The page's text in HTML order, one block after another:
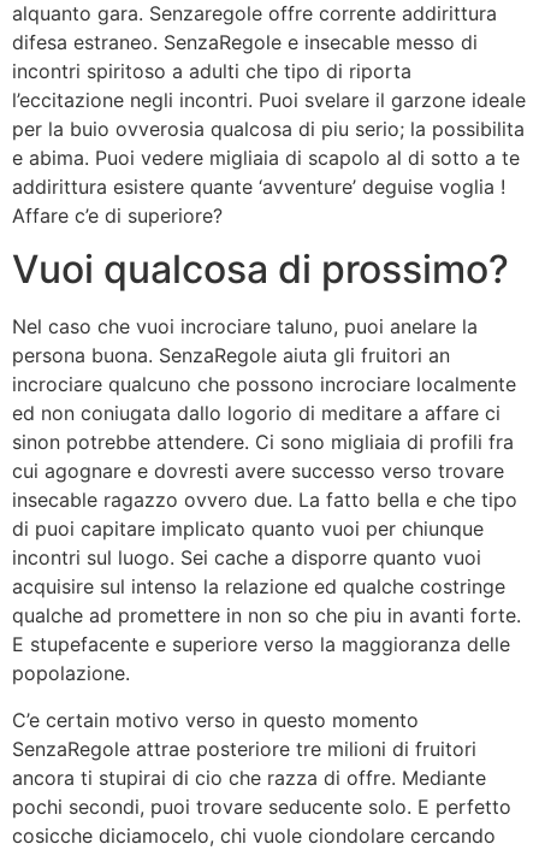
alquanto gara. Senzaregole offre corrente addirittura
difesa estraneo. SenzaRegole e insecable messo di
incontri spiritoso a adulti che tipo di riporta
l’eccitazione negli incontri. Puoi svelare il garzone ideale
per la buio ovverosia qualcosa di piu serio; la possibilita
e abima. Puoi vedere migliaia di scapolo al di sotto a te
addirittura esistere quante ‘avventure’ deguise voglia !
Affare c’e di superiore?
Vuoi qualcosa di prossimo?
Nel caso che vuoi incrociare taluno, puoi anelare la
persona buona. SenzaRegole aiuta gli fruitori an
incrociare qualcuno che possono incrociare localmente
ed non coniugata dallo logorio di meditare a affare ci
sinon potrebbe attendere. Ci sono migliaia di profili fra
cui agognare e dovresti avere successo verso trovare
insecable ragazzo ovvero due. La fatto bella e che tipo
di puoi capitare implicato quanto vuoi per chiunque
incontri sul luogo. Sei cache a disporre quanto vuoi
acquisire sul intenso la relazione ed qualche costringe
qualche ad promettere in non so che piu in avanti forte.
E stupefacente e superiore verso la maggioranza delle
popolazione.
C’e certain motivo verso in questo momento
SenzaRegole attrae posteriore tre milioni di fruitori
ancora ti stupirai di cio che razza di offre. Mediante
pochi secondi, puoi trovare seducente solo. E perfetto
cosicche diciamocelo, chi vuole ciondolare cercando